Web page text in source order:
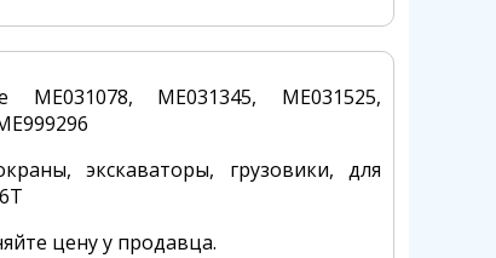
ME031345, ME031525,
экскаваторы, грузовики, для
цену у продавца.